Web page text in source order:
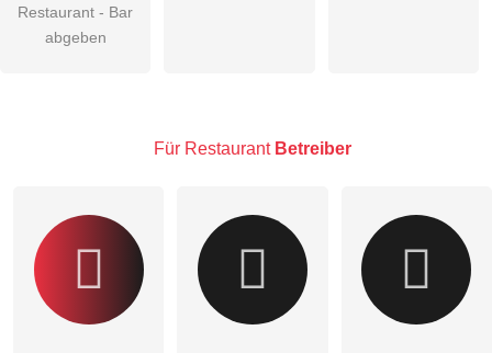
öffentliche Frage stellen
Restaurant-Eintrag zu stellen.
Restaurant - Bar
abgeben
Für Restaurant Betreiber